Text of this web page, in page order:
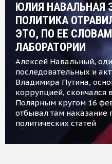
ЮЛИЯ НАВАЛЬНАЯ
ПОЛИТИКА
ЭТО, ПО ЕЕ
ЛАБОРАТОРИИ
Алексей Навальный,
последовательных и
Владимира Путина,
коррупцией, скончался
Полярным кругом 16
отбывал там наказание
политических статей